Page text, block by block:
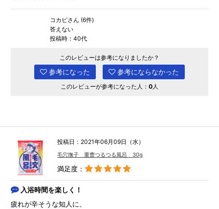
コカピさん (6件)
答えない
投稿時：40代
このレビューは参考になりましたか？
参考になった 参考にならなかった
このレビューが参考になった人： 0 人
投稿日：2021年06月09日（水）
毛穴撫子 重曹つるつる風呂 30g
満足度：
入浴時間を楽しく！
疲れが辛そうな知人に、